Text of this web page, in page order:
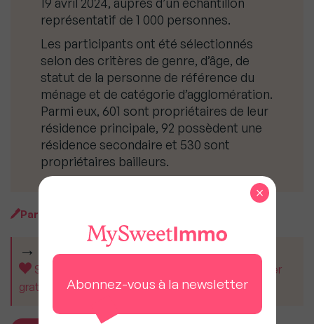
représentatif de 1 000 personnes.
Les participants ont été sélectionnés
selon des critères de genre, d’âge, de
statut de la personne de référence du
ménage et de catégorie d’agglomération.
Parmi eux, 601 sont propriétaires de leur
résidence principale, 92 possèdent une
résidence secondaire et 530 sont
propriétaires bailleurs.
Par
CET ARTICLE VOUS A AIDÉ ?
Soutenez MySweetImmo et aidez-nous à rester
gratuit pour tous.Abonnez-vous à la newsletter
×